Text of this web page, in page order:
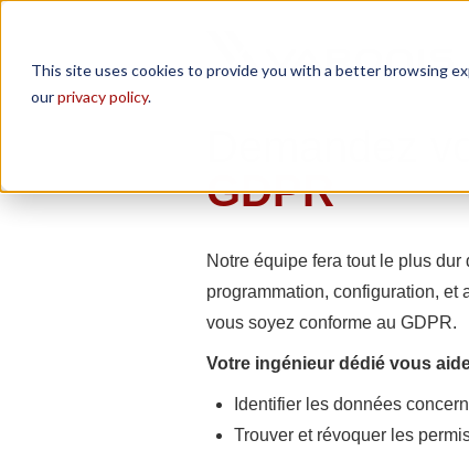
This site uses cookies to provide you with a better browsing
ourprivacy policy.
Demandez
GDPR
Notre équipe fera tout le plus dur
programmation, configuration, et
vous soyez conforme au GDPR.
Votre ingénieur dédié vous
Identifier les données
Trouver et révoquer les